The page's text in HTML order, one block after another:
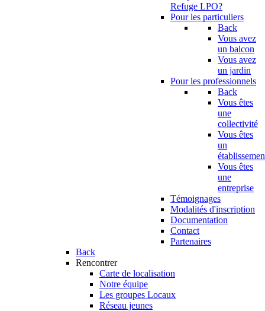
Refuge LPO?
Pour les particuliers
Back
Vous avez
un balcon
Vous avez
un jardin
Pour les professionnels
Back
Vous êtes
une
collectivité
Vous êtes
un
Vous êtes
une
entreprise
Témoignages
Modalités d'inscription
Documentation
Contact
Partenaires
Back
Rencontrer
Carte de localisation
Notre équipe
Les groupes Locaux
Réseau jeunes